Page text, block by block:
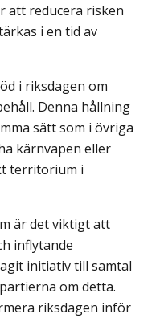
att reducera risken
i en tid av
i riksdagen om
Denna hållning
sätt som i övriga
kärnvapen eller
territorium i
är det viktigt att
inflytande
initiativ till samtal
om detta.
riksdagen inför